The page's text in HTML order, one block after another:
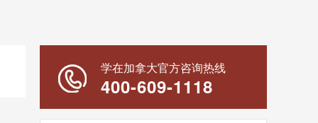
学在加拿大官方咨询热线
400-609-1118